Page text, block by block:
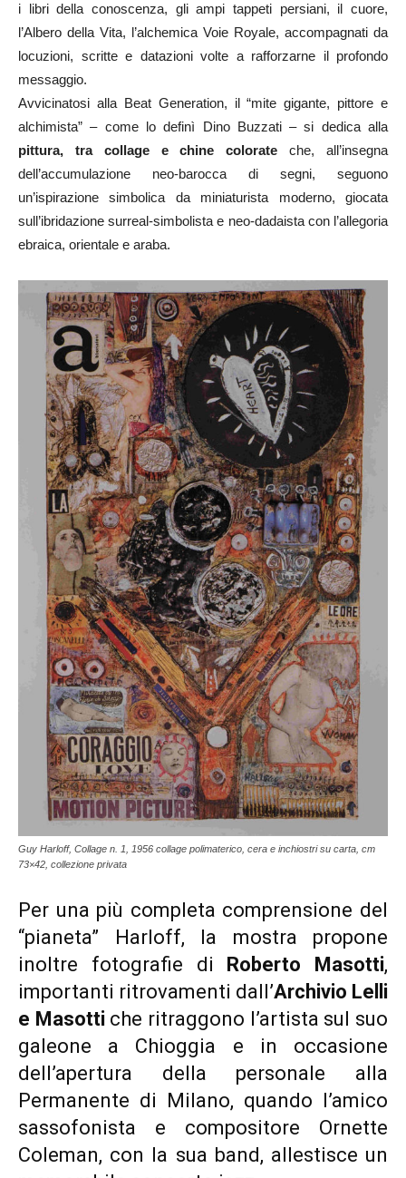
i libri della conoscenza, gli ampi tappeti persiani, il cuore,
l’Albero della Vita, l’alchemica Voie Royale, accompagnati da
locuzioni, scritte e datazioni volte a rafforzarne il profondo
messaggio.
Avvicinatosi alla Beat Generation, il “mite gigante, pittore e
alchimista” – come lo definì Dino Buzzati – si dedica alla
pittura, tra collage e chine colorate che, all’insegna
dell’accumulazione neo-barocca di segni, seguono
un’ispirazione simbolica da miniaturista moderno, giocata
sull’ibridazione surreal-simbolista e neo-dadaista con l’allegoria
ebraica, orientale e araba.
Guy Harloff, Collage n. 1, 1956 collage polimaterico, cera e inchiostri su carta, cm
73×42, collezione privata
Per una più completa comprensione del
“pianeta” Harloff, la mostra propone
inoltre fotografie di Roberto Masotti,
importanti ritrovamenti dall’Archivio Lelli
e Masotti che ritraggono l’artista sul suo
galeone a Chioggia e in occasione
dell’apertura della personale alla
Permanente di Milano, quando l’amico
sassofonista e compositore Ornette
Coleman, con la sua band, allestisce un